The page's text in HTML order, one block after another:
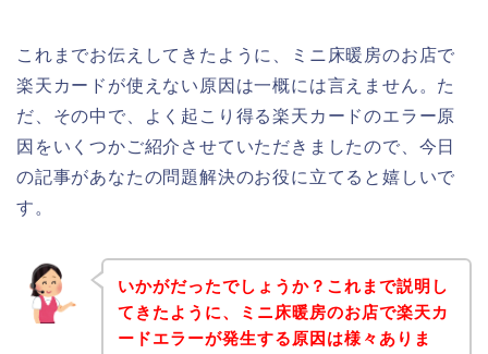
これまでお伝えしてきたように、ミニ床暖房のお店で
楽天カードが使えない原因は一概には言えません。た
だ、その中で、よく起こり得る楽天カードのエラー原
因をいくつかご紹介させていただきましたので、今日
の記事があなたの問題解決のお役に立てると嬉しいで
す。
いかがだったでしょうか？これまで説明し
てきたように、ミニ床暖房のお店で楽天カ
ードエラーが発生する原因は様々ありま